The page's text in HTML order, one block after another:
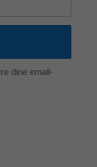
dine email-